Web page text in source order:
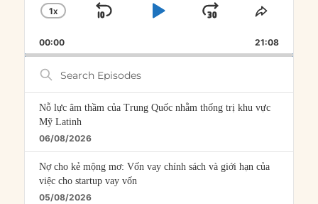
CHANGE
RATE
1X
SKIP
PLAYJUMP
FORWARD
SHARE
00:00 21:08
Search
Episodes
Nỗ lực âm thầm của Trung Quốc nhằm thống trị khu vực
Mỹ Latinh
06/08/2026
Nợ cho kẻ mộng mơ: Vốn vay chính sách và giới hạn của
việc cho startup vay vốn
05/08/2026